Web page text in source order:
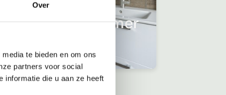
Over
te bieden en om ons
partners voor social
informatie die u aan ze heeft
badkamer
ruime slaapkamers